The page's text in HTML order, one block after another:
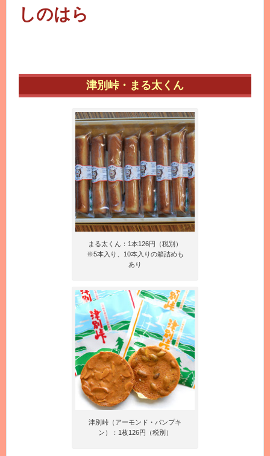
しのはら
津別峠・まる太くん
まる太くん：1本126円（税別）
※5本入り、10本入りの箱詰めも
あり
津別峠（アーモンド・パンプキ
ン）：1枚126円（税別）